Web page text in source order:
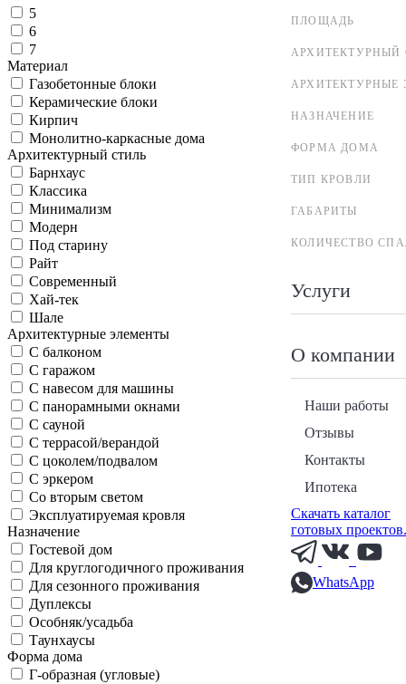
ПЛОЩАДЬ
АРХИТЕКТУРНЫЙ
АРХИТЕКТУРНЫЕ
НАЗНАЧЕНИЕ
ФОРМА ДОМА
ТИП КРОВЛИ
ГАБАРИТЫ
КОЛИЧЕСТВО
Услуги
О компании
Наши работы
Отзывы
Контакты
Ипотека
Скачать каталог
готовых
WhatsApp
5
6
7
Материал
Газобетонные блоки
Керамические блоки
Кирпич
Монолитно-каркасные дома
Архитектурный стиль
Барнхаус
Классика
Минимализм
Модерн
Под старину
Райт
Современный
Хай-тек
Шале
Архитектурные элементы
С балконом
С гаражом
С навесом для машины
С панорамными окнами
С сауной
С террасой/верандой
С цоколем/подвалом
С эркером
Со вторым светом
Эксплуатируемая кровля
Назначение
Гостевой дом
Для круглогодичного проживания
Для сезонного проживания
Дуплексы
Особняк/усадьба
Таунхаусы
Форма дома
Г-образная (угловые)